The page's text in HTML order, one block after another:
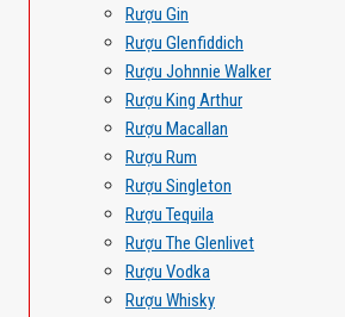
Rượu Gin
Rượu Glenfiddich
Rượu Johnnie Walker
Rượu King Arthur
Rượu Macallan
Rượu Rum
Rượu Singleton
Rượu Tequila
Rượu The Glenlivet
Rượu Vodka
Rượu Whisky